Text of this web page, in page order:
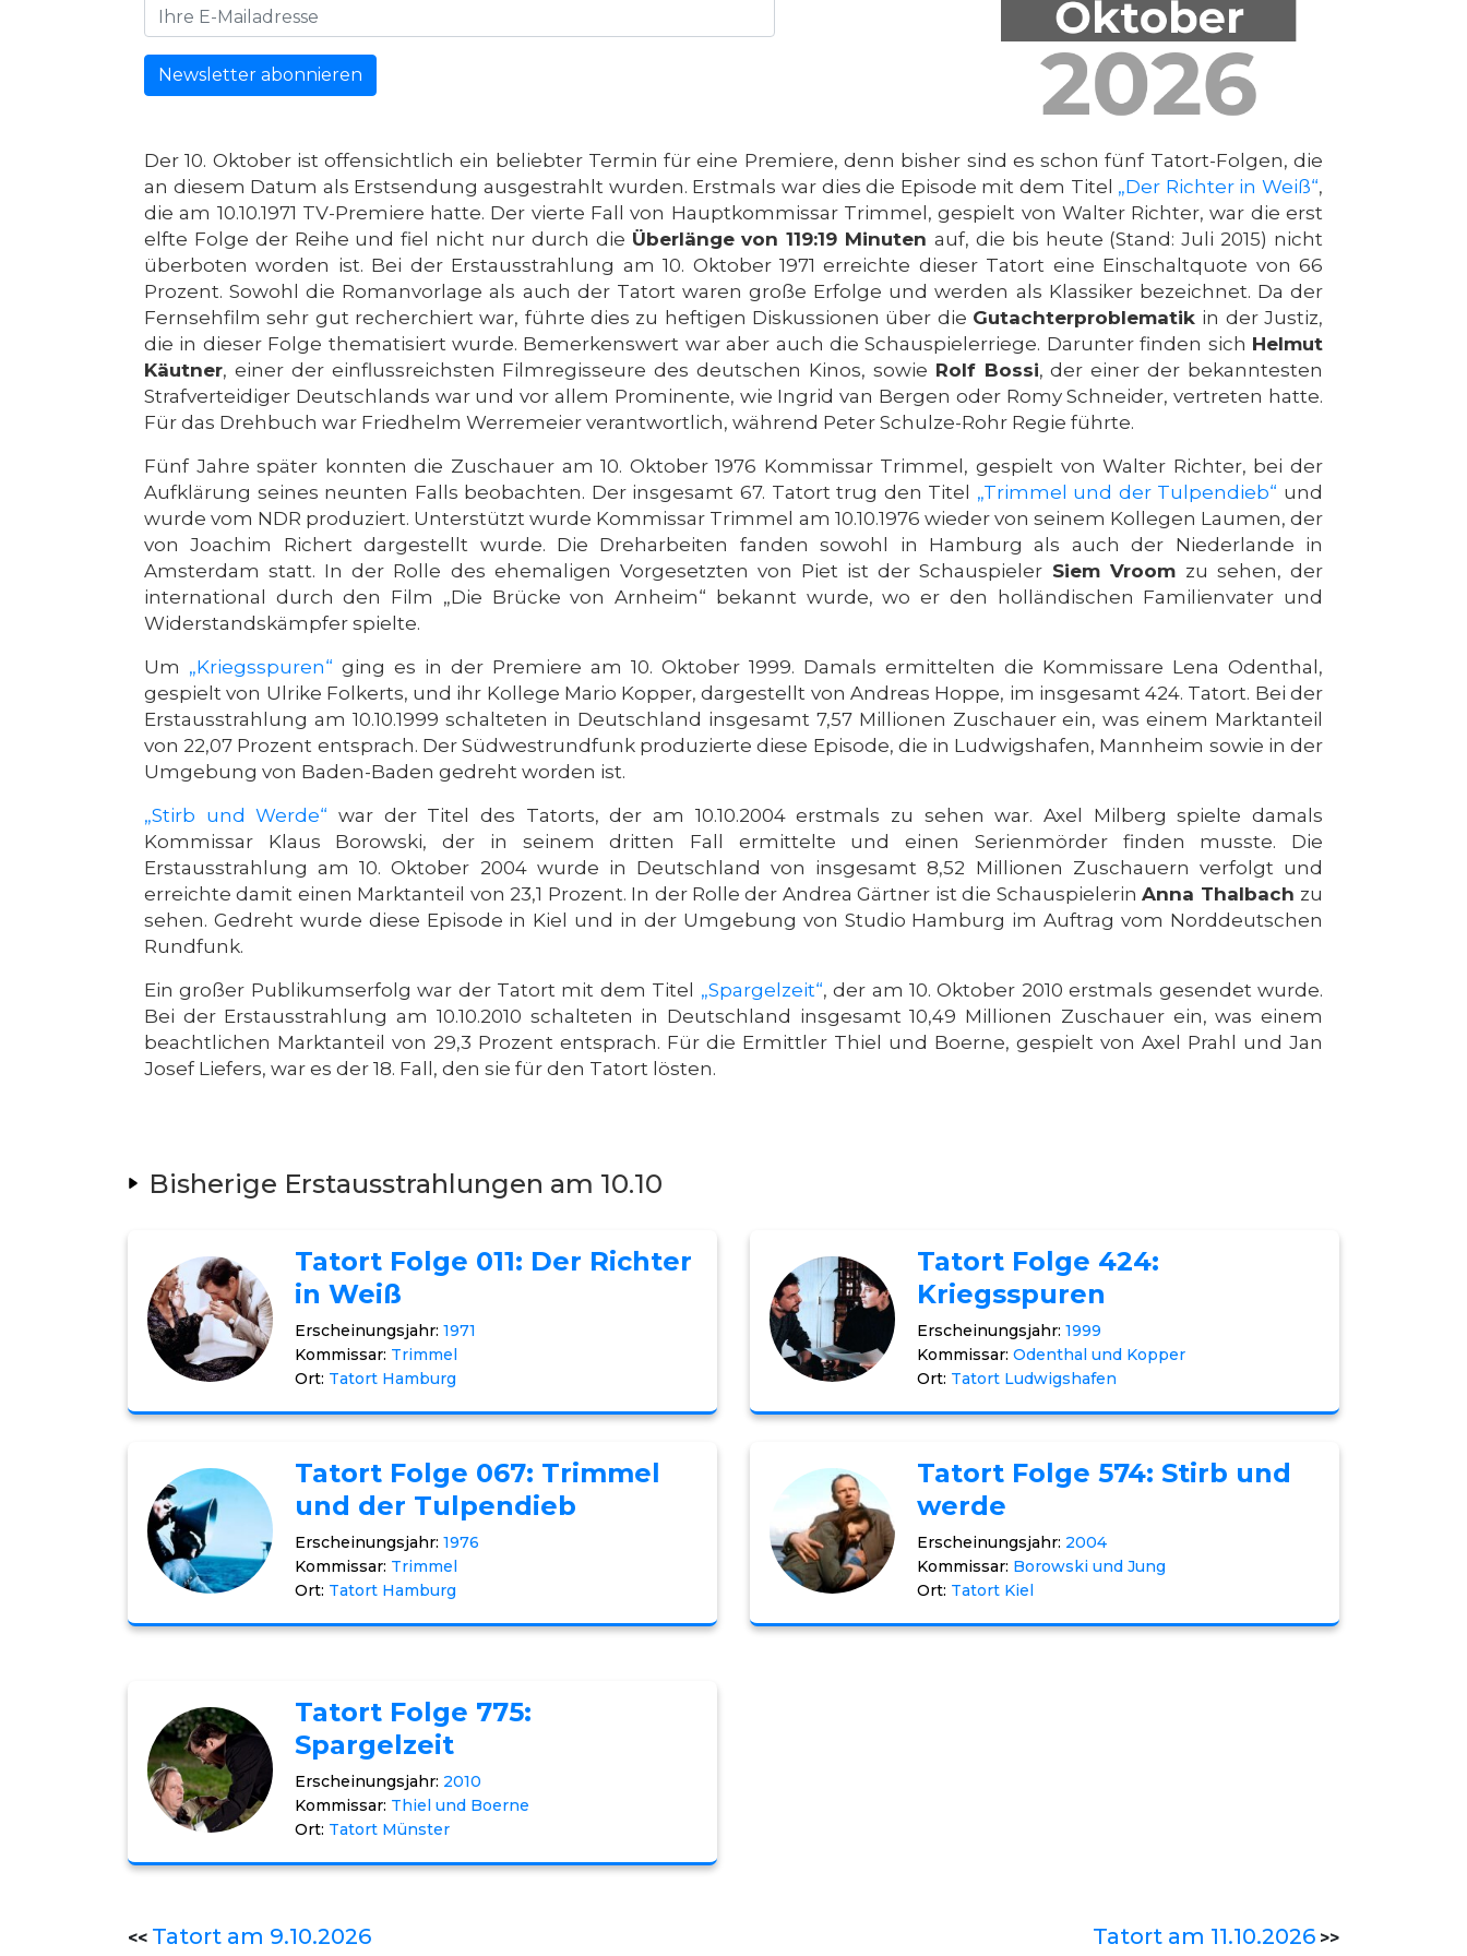
Newsletter abonnieren
Der 10. Oktober ist offensichtlich ein beliebter Termin für eine Premiere, denn bisher sind es schon fünf Tatort-Folgen, die
an diesem Datum als Erstsendung ausgestrahlt wurden. Erstmals war dies die Episode mit dem Titel „Der Richter in Weiß“,
die am 10.10.1971 TV-Premiere hatte. Der vierte Fall von Hauptkommissar Trimmel, gespielt von Walter Richter, war die erst
elfte Folge der Reihe und fiel nicht nur durch die Überlänge von 119:19 Minutenauf, die bis heute (Stand: Juli 2015) nicht
überboten worden ist. Bei der Erstausstrahlung am 10. Oktober 1971 erreichte dieser Tatort eine Einschaltquote von 66
Prozent. Sowohl die Romanvorlage als auch der Tatort waren große Erfolge und werden als Klassiker bezeichnet. Da der
Fernsehfilm sehr gut recherchiert war, führte dies zu heftigen Diskussionen über die Gutachterproblematik in der Justiz,
die in dieser Folge thematisiert wurde. Bemerkenswert war aber auch die Schauspielerriege. Darunter finden sich Helmut
Käutner, einer der einflussreichsten Filmregisseure des deutschen Kinos, sowie Rolf Bossi, der einer der bekanntesten
Strafverteidiger Deutschlands war und vor allem Prominente, wie Ingrid van Bergen oder Romy Schneider, vertreten hatte.
Für das Drehbuch war Friedhelm Werremeier verantwortlich, während Peter Schulze-Rohr Regie führte.
Fünf Jahre später konnten die Zuschauer am 10. Oktober 1976 Kommissar Trimmel, gespielt von Walter Richter, bei der
Aufklärung seines neunten Falls beobachten. Der insgesamt 67. Tatort trug den Titel „Trimmel und der Tulpendieb“ und
wurde vom NDR produziert. Unterstützt wurde Kommissar Trimmel am 10.10.1976 wieder von seinem Kollegen Laumen, der
von Joachim Richert dargestellt wurde. Die Dreharbeiten fanden sowohl in Hamburg als auch der Niederlande in
Amsterdam statt. In der Rolle des ehemaligen Vorgesetzten von Piet ist der Schauspieler Siem Vroom zu sehen, der
international durch den Film „Die Brücke von Arnheim“ bekannt wurde, wo er den holländischen Familienvater und
Widerstandskämpfer spielte.
Um „Kriegsspuren“ ging es in der Premiere am 10. Oktober 1999. Damals ermittelten die Kommissare Lena Odenthal,
gespielt von Ulrike Folkerts, und ihr Kollege Mario Kopper, dargestellt von Andreas Hoppe, im insgesamt 424. Tatort. Bei der
Erstausstrahlung am 10.10.1999 schalteten in Deutschland insgesamt 7,57 Millionen Zuschauer ein, was einem Marktanteil
von 22,07 Prozent entsprach. Der Südwestrundfunk produzierte diese Episode, die in Ludwigshafen, Mannheim sowie in der
Umgebung von Baden-Baden gedreht worden ist.
„Stirb und Werde“ war der Titel des Tatorts, der am 10.10.2004 erstmals zu sehen war. Axel Milberg spielte damals
Kommissar Klaus Borowski, der in seinem dritten Fall ermittelte und einen Serienmörder finden musste. Die
Erstausstrahlung am 10. Oktober 2004 wurde in Deutschland von insgesamt 8,52 Millionen Zuschauern verfolgt und
erreichte damit einen Marktanteil von 23,1 Prozent. In der Rolle der Andrea Gärtner ist die SchauspielerinAnna Thalbach zu
sehen. Gedreht wurde diese Episode in Kiel und in der Umgebung von Studio Hamburg im Auftrag vom Norddeutschen
Rundfunk.
Ein großer Publikumserfolg war der Tatort mit dem Titel „Spargelzeit“, der am 10. Oktober 2010 erstmals gesendet wurde.
Bei der Erstausstrahlung am 10.10.2010 schalteten in Deutschland insgesamt 10,49 Millionen Zuschauer ein, was einem
beachtlichen Marktanteil von 29,3 Prozent entsprach. Für die Ermittler Thiel und Boerne, gespielt von Axel Prahl und Jan
Josef Liefers, war es der 18. Fall, den sie für den Tatort lösten.
Bisherige Erstausstrahlungen am 10.10
Tatort Folge 011: Der Richter
in Weiß
Erscheinungsjahr: 1971
Kommissar: Trimmel
Ort: Tatort Hamburg
Tatort Folge 067: Trimmel
und der Tulpendieb
Erscheinungsjahr: 1976
Kommissar: Trimmel
Ort: Tatort Hamburg
Tatort Folge 424:
Kriegsspuren
Erscheinungsjahr: 1999
Kommissar: Odenthal und Kopper
Ort: Tatort Ludwigshafen
Tatort Folge 574: Stirb und
werde
Erscheinungsjahr: 2004
Kommissar: Borowski und Jung
Ort: Tatort Kiel
Tatort Folge 775:
Spargelzeit
Erscheinungsjahr: 2010
Kommissar: Thiel und Boerne
Ort: Tatort Münster
<< Tatort am 9.10.2026 Tatort am 11.10.2026 >>